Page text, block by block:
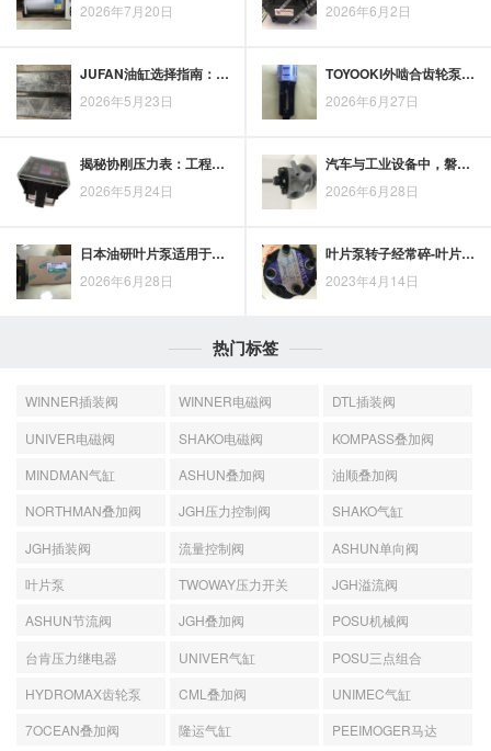
2026年7月20日 2026年6月2日
JUFAN油缸选择指南：提升效率的秘密武器
2026年5月23日
TOYOOKI外啮合齿轮泵在液压系统供油环节中的作用解析
2026年6月27日
揭秘协刚压力表：工程师们如何选择最适合的工具
2026年5月24日
汽车与工业设备中，磐龙液压阀芯的典型应用场景解析
2026年6月28日
日本油研叶片泵适用于哪些工业场景？多行业应用视角解析
2026年6月28日
叶片泵转子经常碎-叶片泵的困油问题怎么解决
2023年4月14日
热门标签
WINNER插装阀 WINNER电磁阀
DTL插装阀
UNIVER电磁阀
SHAKO电磁阀
KOMPASS叠加阀
MINDMAN气缸
ASHUN叠加阀
油顺叠加阀
NORTHMAN叠加阀
JGH压力控制阀
SHAKO气缸
JGH插装阀
流量控制阀
ASHUN单向阀
叶片泵
TWOWAY压力开关
JGH溢流阀
ASHUN节流阀
JGH叠加阀
POSU机械阀
台肯压力继电器
UNIVER气缸
POSU三点组合
HYDROMAX齿轮泵
CML叠加阀
UNIMEC气缸
7OCEAN叠加阀
隆运气缸 PEEIMOGER马达